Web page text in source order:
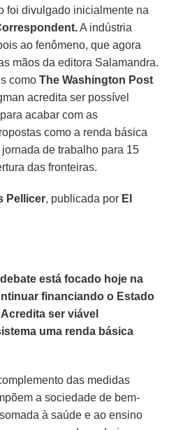
foi divulgado inicialmente na
A indústria
ao fenômeno, que agora
mãos da editora Salamandra.
comoThe Washington Post
acredita ser possível
para acabar com as
como a renda básica
de trabalho para 15
das fronteiras.
Pellicer, publicada por El
está focado hoje na
financiando o Estado
ser viável
uma renda básica
das medidas
a sociedade de bem-
à saúde e ao ensino